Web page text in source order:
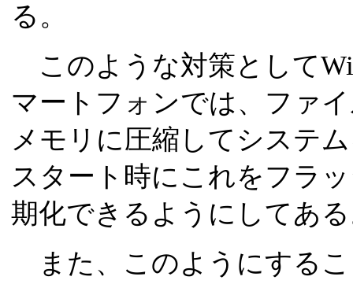
る。
このような対策として
マートフォンでは、ファ
メモリに圧縮してシステ
スタート時にこれをフラ
期化できるようにしてあ
また、このようにする